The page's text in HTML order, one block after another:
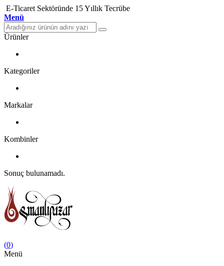
E-Ticaret Sektöründe 15 Yıllık Tecrübe
Menü
Ürünler
Kategoriler
Markalar
Kombinler
Sonuç bulunamadı.
(0)
Menü